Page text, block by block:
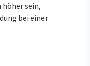
sein,
bei einer